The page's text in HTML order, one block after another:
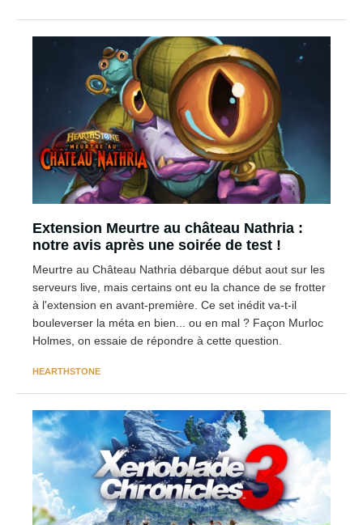
Extension Meurtre au château Nathria :
notre avis après une soirée de test !
Meurtre au Château Nathria débarque début aout sur les
serveurs live, mais certains ont eu la chance de se frotter
à l'extension en avant-première. Ce set inédit va-t-il
bouleverser la méta en bien... ou en mal ? Façon Murloc
Holmes, on essaie de répondre à cette question.
HEARTHSTONE